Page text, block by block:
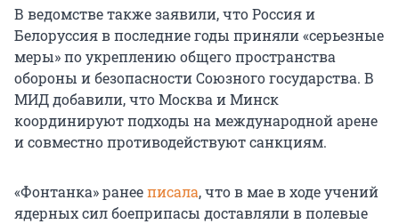
В ведомстве также заявили, что Россия и
Белоруссия в последние годы приняли «серьезные
меры» по укреплению общего пространства
обороны и безопасности Союзного государства. В
МИД добавили, что Москва и Минск
координируют подходы на международной арене
и совместно противодействуют санкциям.
«Фонтанка» ранееписала, что в мае в ходе учений
ядерных сил боеприпасы доставляли в полевые